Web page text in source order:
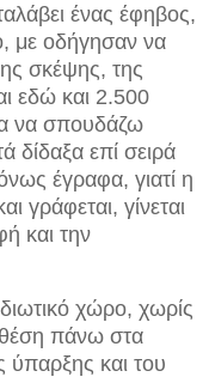
ένας έφηβος,
με οδήγησαν να
σκέψης, της
εδώ και 2.500
να σπουδάζω
δίδαξα επί σειρά
έγραφα, γιατί η
γράφεται, γίνεται
και την
χώρο, χωρίς
θέση πάνω στα
ύπαρξης και του